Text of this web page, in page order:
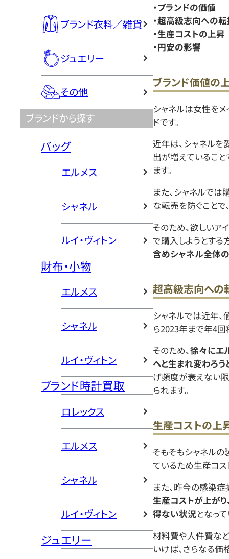
ブランド衣料／雑貨
ジュエリー
その他
ブランドから探す
バッグ
エルメス
シャネル
ルイ・ヴィトン
財布・小物
エルメス
シャネル
ルイ・ヴィトン
ブランド時計買取
ロレックス
エルメス
シャネル
ルイ・ヴィトン
ジュエリー
・ブランドの価値
・超高級志向への
・生産コストの上昇
・円安の影響
ブランド価値の
シャネルは女性をメ
ドです。
近年は、シャネル
出が増えていること
ます。
また、シャネルでは
な転売を防ぐことで
そのため、欲しいア
で購入しようとする
含めシャネル全体
超高級志向への
シャネルでは近年
ら2023年まで年4回
そのため、徐々にエ
へと生まれ変わろう
げ頻度が衰えない限
られます。
生産コストの上
そもそもシャネル
ているため生産コス
また、昨今の感染
生産コストが上が
得ない状況となって
材料費や人件費な
いけば、さらなる価